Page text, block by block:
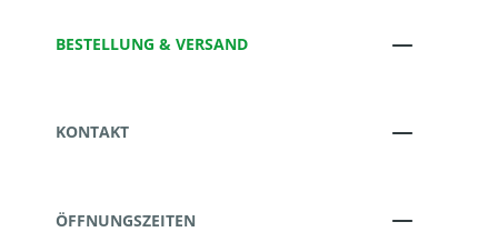
BESTELLUNG & VERSAND
KONTAKT
ÖFFNUNGSZEITEN